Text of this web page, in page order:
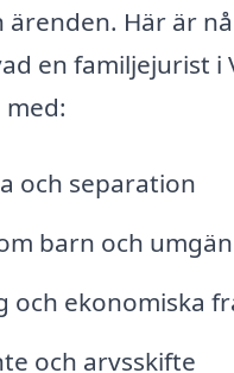
ärenden. Här är
en familjejurist i
och separation
barn och
och ekonomiska
och arvsskifte